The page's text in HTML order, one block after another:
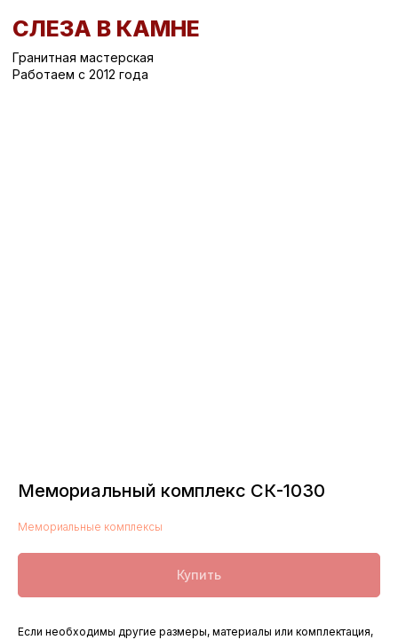
СЛЕЗА В КАМНЕ
Работаем с 2012 года
Вернуться назад / Все памятники
Мемориальный комплекс СК-1030
Мемориальные комплексы
Купить
Если необходимы другие размеры, материалы или комплектация,